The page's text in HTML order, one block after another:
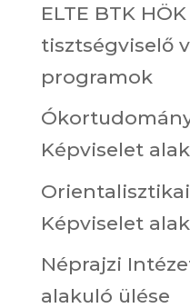
ELTE BTK
tisztségviselő
programok
Képviselet
Képviselet
Néprajzi
alakuló ülése